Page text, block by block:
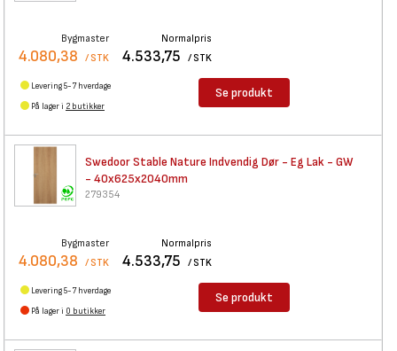
Bygmaster
4.080,38 / STK
Normalpris
4.533,75 / STK
Levering 5-7 hverdage
På lager i 2 butikker
Se produkt
Swedoor Stable Nature Indvendig Dør - Eg Lak - GW
- 40x625x2040mm
279354
Bygmaster
4.080,38 / STK
Normalpris
4.533,75 / STK
Levering 5-7 hverdage
På lager i 0 butikker
Se produkt